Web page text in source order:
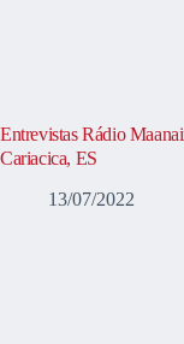
Entrevistas Rádio
Cariacica, ES
13/07/2022